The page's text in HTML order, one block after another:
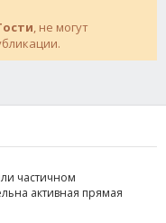
, не могут
частичном
активная прямая